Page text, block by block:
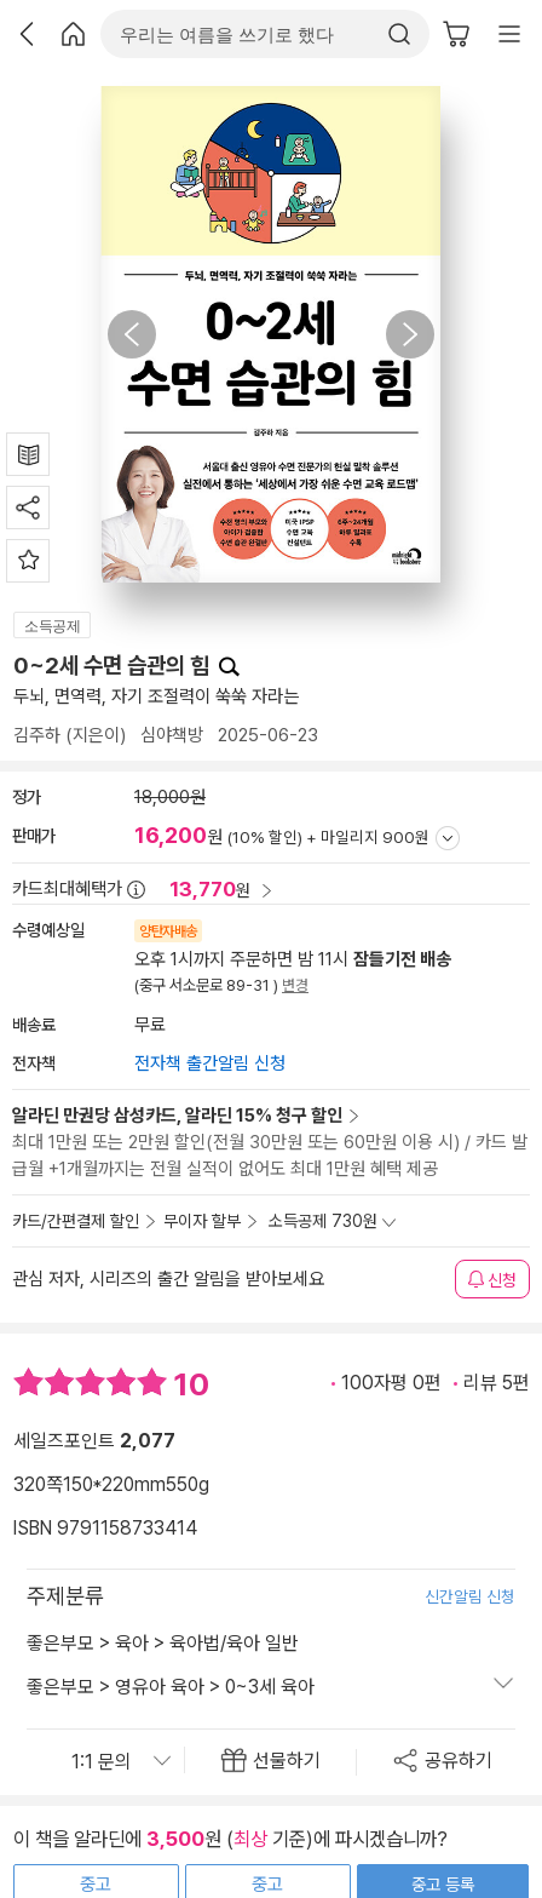
소득공제
0~2세 수면 습관의 힘
두뇌, 면역력, 자기 조절력이 쑥쑥 자라는
김주하 (지은이) 심야책방 2025-06-23
정가 18,000원
판매가 16,200원 (10% 할인) + 마일리지 900원
카드최대혜택가 13,770원
수령예상일 양탄자배송
오후 1시까지 주문하면 밤 11시 잠들기전 배송
(중구 서소문로 89-31 ) 변경
배송료 무료
전자책 전자책 출간알림 신청
알라딘 만권당 삼성카드, 알라딘 15% 청구 할인
최대 1만원 또는 2만원 할인(전월 30만원 또는 60만원 이용 시) / 카드 발
급월 +1개월까지는 전월 실적이 없어도 최대 1만원 혜택 제공
카드/간편결제 할인 무이자 할부 소득공제 730원
관심 저자, 시리즈의 출간 알림을 받아보세요 신청
10 100자평 0편 리뷰 5편
세일즈포인트 2,077
320쪽150*220mm550g
ISBN 9791158733414
주제분류 신간알림 신청
좋은부모 > 육아 > 육아법/육아 일반
좋은부모 > 영유아 육아 > 0~3세 육아
선물하기 공유하기
이 책을 알라딘에 3,500원 (최상기준)에 파시겠습니까?
중고
중고
중고 등록